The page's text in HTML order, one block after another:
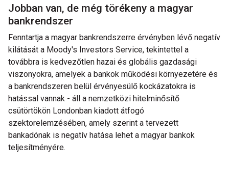
Jobban van, de még törékeny a magyar
bankrendszer
Fenntartja a magyar bankrendszerre érvényben lévő negatív
kilátását a Moody's Investors Service, tekintettel a
továbbra is kedvezőtlen hazai és globális gazdasági
viszonyokra, amelyek a bankok működési környezetére és
a bankrendszeren belül érvényesülő kockázatokra is
hatással vannak - áll a nemzetközi hitelminősítő
csütörtökön Londonban kiadott átfogó
szektorelemzésében, amely szerint a tervezett
bankadónak is negatív hatása lehet a magyar bankok
teljesítményére.